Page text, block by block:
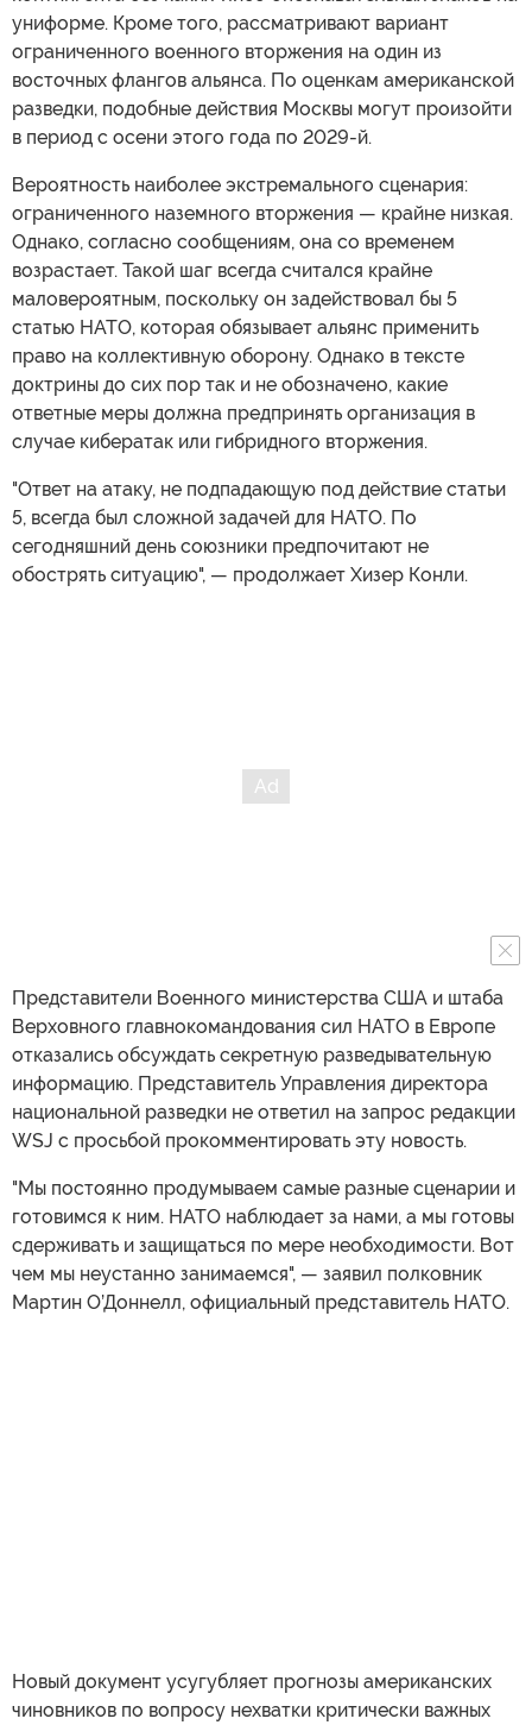
униформе. Кроме того, рассматривают вариант
ограниченного военного вторжения на один из
восточных флангов альянса. По оценкам американской
разведки, подобные действия Москвы могут произойти
в период с осени этого года по 2029-й.
Вероятность наиболее экстремального сценария:
ограниченного наземного вторжения — крайне низкая.
Однако, согласно сообщениям, она со временем
возрастает. Такой шаг всегда считался крайне
маловероятным, поскольку он задействовал бы 5
статью НАТО, которая обязывает альянс применить
право на коллективную оборону. Однако в тексте
доктрины до сих пор так и не обозначено, какие
ответные меры должна предпринять организация в
случае кибератак или гибридного вторжения.
"Ответ на атаку, не подпадающую под действие статьи
5, всегда был сложной задачей для НАТО. По
сегодняшний день союзники предпочитают не
обострять ситуацию", — продолжает Хизер Конли.
Представители Военного министерства США и штаба
Верховного главнокомандования сил НАТО в Европе
отказались обсуждать секретную разведывательную
информацию. Представитель Управления директора
национальной разведки не ответил на запрос редакции
WSJ с просьбой прокомментировать эту новость.
"Мы постоянно продумываем самые разные сценарии и
готовимся к ним. НАТО наблюдает за нами, а мы готовы
сдерживать и защищаться по мере необходимости. Вот
чем мы неустанно занимаемся", — заявил полковник
Мартин О’Доннелл, официальный представитель НАТО.
Новый документ усугубляет прогнозы американских
чиновников по вопросу нехватки критически важных